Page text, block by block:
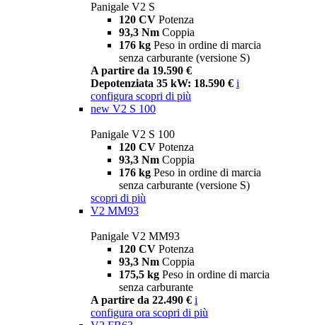
Panigale V2 S
120 CV Potenza
93,3 Nm Coppia
176 kg Peso in ordine di marcia
senza carburante (versione S)
A partire da 19.590 €
Depotenziata 35 kW: 18.590 € i
configura scopri di più
new V2 S 100
Panigale V2 S 100
120 CV Potenza
93,3 Nm Coppia
176 kg Peso in ordine di marcia
senza carburante (versione S)
scopri di più
V2 MM93
Panigale V2 MM93
120 CV Potenza
93,3 Nm Coppia
175,5 kg Peso in ordine di marcia
senza carburante
A partire da 22.490 € i
configura ora scopri di più